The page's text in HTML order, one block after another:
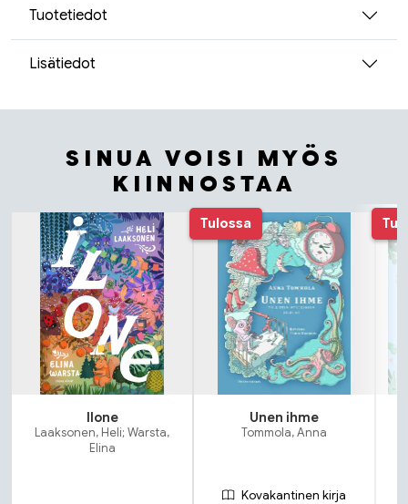
Tuotetiedot
Lisätiedot
SINUA VOISI MYÖS
KIINNOSTAA
Tuoteluettelon alku
Ilone
Laaksonen, Heli; Warsta,
Elina
Tulossa
Unen ihme
Tommola, Anna
Kovakantinen kirja